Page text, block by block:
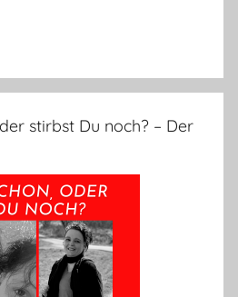
stirbst Du noch? – Der